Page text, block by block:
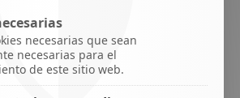
necesarias que sean
necesarias para el
de este sitio web.